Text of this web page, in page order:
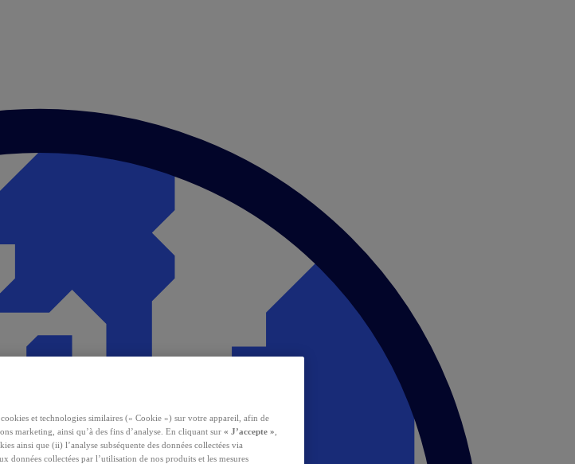
cookies et technologies similaires (« Cookie ») sur votre appareil, afin de
marketing, ainsi qu’à des fins d’analyse. En cliquant sur « J’accepte »
ainsi que (ii) l’analyse subséquente des données collectées via
données collectées par l’utilisation de nos produits et les mesures